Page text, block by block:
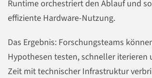
Runtime orchestriert den Ablauf und
effiziente Hardware-Nutzung.
Das Ergebnis: Forschungsteams
Hypothesen testen, schneller iterieren
Zeit mit technischer Infrastruktur